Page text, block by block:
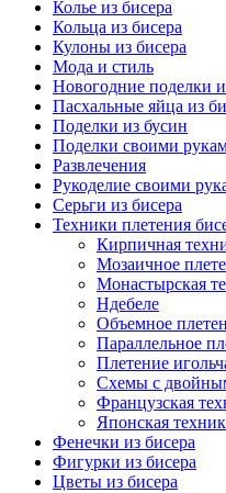
Колье из бисера
Кольца из бисера
Кулоны из бисера
Мода и стиль
Новогодние поделки
Пасхальные яйца из
Поделки из бусин
Поделки своими
Развлечения
Рукоделие своими
Серьги из бисера
Техники плетения
Кирпичная
Мозаичное
Монастырская
Ндебеле
Объемное
Параллельное
Плетение
Схемы с
Французская
Японская
Фенечки из бисера
Фигурки из бисера
Цветы из бисера